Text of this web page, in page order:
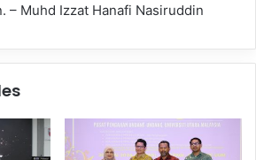
– Muhd Izzat Hanafi Nasiruddin